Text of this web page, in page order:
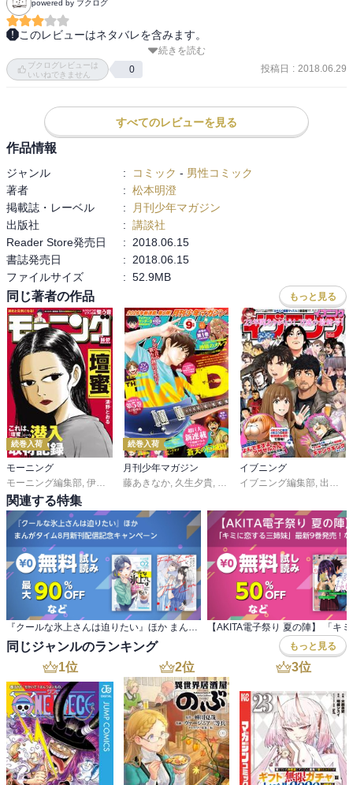
うな
しかし、そろそろ、ドラマ化やアニメ化の話が出てきてもいいと思
コンビニって身近なテーマなら、ドラマやアニメになれば、視聴者
の心を掴みやすい、と思っているんだが、大人の都合などで難しい
まぁ、その辺りは後々の楽しみにして、この（５）の感想を書こう
ざっくりまとめると、この巻を読み終わった後、コンビニの手招き
に抗える読み手はいないだろう
ここまで楽しそうに料理をされ、しかも、美味しい顔をされちゃ、
試してみたくなる。料理がてんでダメにしても、素材になったコン
ビニグルメを食したくなっちまうだろうよ
あくまで、素人考えだが、どこのコンビニも『コンビニお嬢様』の
単行本を漫画コーナーに置いて、この回で翠里が作っている料理の
材料は、これです、みたいなポップを付けたら、売り上げが増すん
じゃないだろうか
実際に、コンビニの店員が作ってみて、その感想も書いてあった
ら、きっと、この作品のファンなら買っちゃうだろう
コンビニグルメが美味しそうってのもあるが、登場人物の個性をし
っかりと際立たせるストーリーも、漫画読みの心を掴んで離さない
可愛い女子高生らがキャピキャピしているのを見るだけでも、心の
栄養補給になるもんだ
また、この（５）では、コンビニと並ぶ庶民の味方であるファミレ
スでも、アレンジに興じている。ちょっと騒ぎ過ぎて、店員さんか
ら注意を受けちゃうのだが、美味しいものを大切な友達と一緒に食
べていたら、テンションは自然に高まってしまうもんだ。節度を守
って、はしゃぐ分には好いと思う
全体的に不満がある訳じゃないけど、私としちゃ、恋愛要素が欲し
いかな
以前にも書いたが、店員さんじゃダメなんだよな
お嬢様とコンビニの店員、萌えるギャップのカップルであるのは確
かなんだが、単に、この作品に登場し、翠里の事が気になっている
彼では、翠里の彼氏としては物足りないのだ、正直
シンプルに言えば、金髪ヤンキーがしっくり来る。例えを挙げるな
ら、『川柳少女』の主人公・毒嶋エイジみたいな、中身のある男な
ら、翠里のお手製コンビニ料理を食べても許せる
翠里の家と同じく、しつけが厳しい反動で、彼女のようにコンビニ
へ密かに通っている男子高校生とも、秘密の共有から恋愛に発展す
るってのも面白いな
どの回に登場する、コンビニグルメも美味しそうで、唾液が溢れて
しまうのだが、私が特に味が気になったのは、ごちそう３１「揚げ
物！ 揚げ物！」のコロッケカレーパンと、からあげカレーパンだ
男だって、ここまでガッツリした組み合わせは食べない。頭に血が
上っちゃっている女子高校生の大胆な発想と、ノンブレーキの行動
力、パねぇ
powered by ブクログ
このレビューはネタバレを含みます。
髪色、
絵というか画風がちょっと変化あり？
方向性が、
劣化な方面なのが気になってる。。。
ごちそう２６・思い出のパン
平気だからって
傷ついてないわけじゃねぇんだよ
慣れてるだけだから
こういう世界を創れる人っていいよね。
と、
思いつつ、
そんなことできませんって思える。
ごちそう２７・調理実習のクッキー
クッキーは買えば良い？
良いけど味が一定すぎて。。。
でも、
作って不味いのも嫌じゃ！
つか、
男子的には上手に手作りできる女子のぽんとはかなり高い！
頑張った方がいいで！
と、
いいつつ、
かぐりんもお菓子はなぁ。。。
だって、
適当は通用しない世界って苦手です。。。
ごちそう２８・欠かせないサンドイッチ
ＭＯＭＯＭＥＭＯ笑
メモ魔って、
確かにメモ失くすとげんなりしてるよね。。。
友人に１人いる！
続きを読む
ブクログレビューは
いいねできません
0 投稿日 : 2018.06.29
すべてのレビューを見る
作品情報
ジャンル : コミック - 男性コミック
著者
: 松本明澄
掲載誌・レーベル
:
月刊少年マガジン
出版社
: 講談社
Reader Store発売日
:
2018.06.15
書誌発売日
:
2018.06.15
ファイルサイズ
: 52.9MB
同じ著者の作品 もっと見る
続巻入荷
モーニング
モーニング編集部, 伊咲智太 ,オオイシヒロト,森高夕次 ,足立金太郎,出端祐大,江
続巻入荷
月刊少年マガジン
藤あきなか, 久生夕貴, 和田あつむ,岩矢滉一朗,沖田さ
イブニング
イブニング編集部, 出端祐大
関連する特集
『クールな氷上さんは迫りたい』ほか まんがタイム8月新刊配信記念キャンペーン
同じジャンルのランキング もっと見る
1位 2位 3位